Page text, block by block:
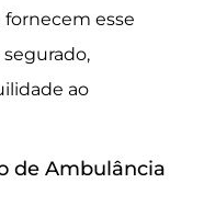
fornecem esse
ao
de Ambulância